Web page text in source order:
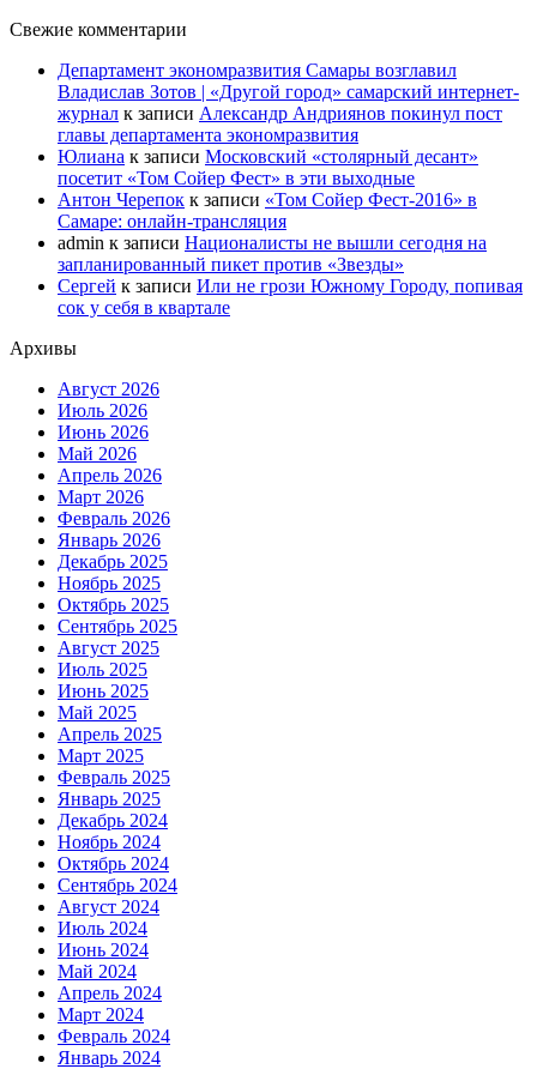
Свежие комментарии
Департамент экономразвития Самары возглавил
Владислав Зотов | «Другой город» самарский интернет-
журнал к записи Александр Андриянов покинул пост
главы департамента экономразвития
Юлиана к записи Московский «столярный десант»
посетит «Том Сойер Фест» в эти выходные
Антон Черепок к записи «Том Сойер Фест-2016» в
Самаре: онлайн-трансляция
admin к записи Националисты не вышли сегодня на
запланированный пикет против «Звезды»
Сергей к записи Или не грози Южному Городу, попивая
сок у себя в квартале
Архивы
Август 2026
Июль 2026
Июнь 2026
Май 2026
Апрель 2026
Март 2026
Февраль 2026
Январь 2026
Декабрь 2025
Ноябрь 2025
Октябрь 2025
Сентябрь 2025
Август 2025
Июль 2025
Июнь 2025
Май 2025
Апрель 2025
Март 2025
Февраль 2025
Январь 2025
Декабрь 2024
Ноябрь 2024
Октябрь 2024
Сентябрь 2024
Август 2024
Июль 2024
Июнь 2024
Май 2024
Апрель 2024
Март 2024
Февраль 2024
Январь 2024